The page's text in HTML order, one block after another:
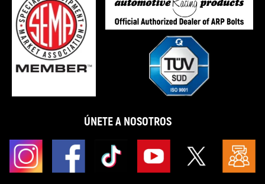
ÚNETE A NOSOTROS